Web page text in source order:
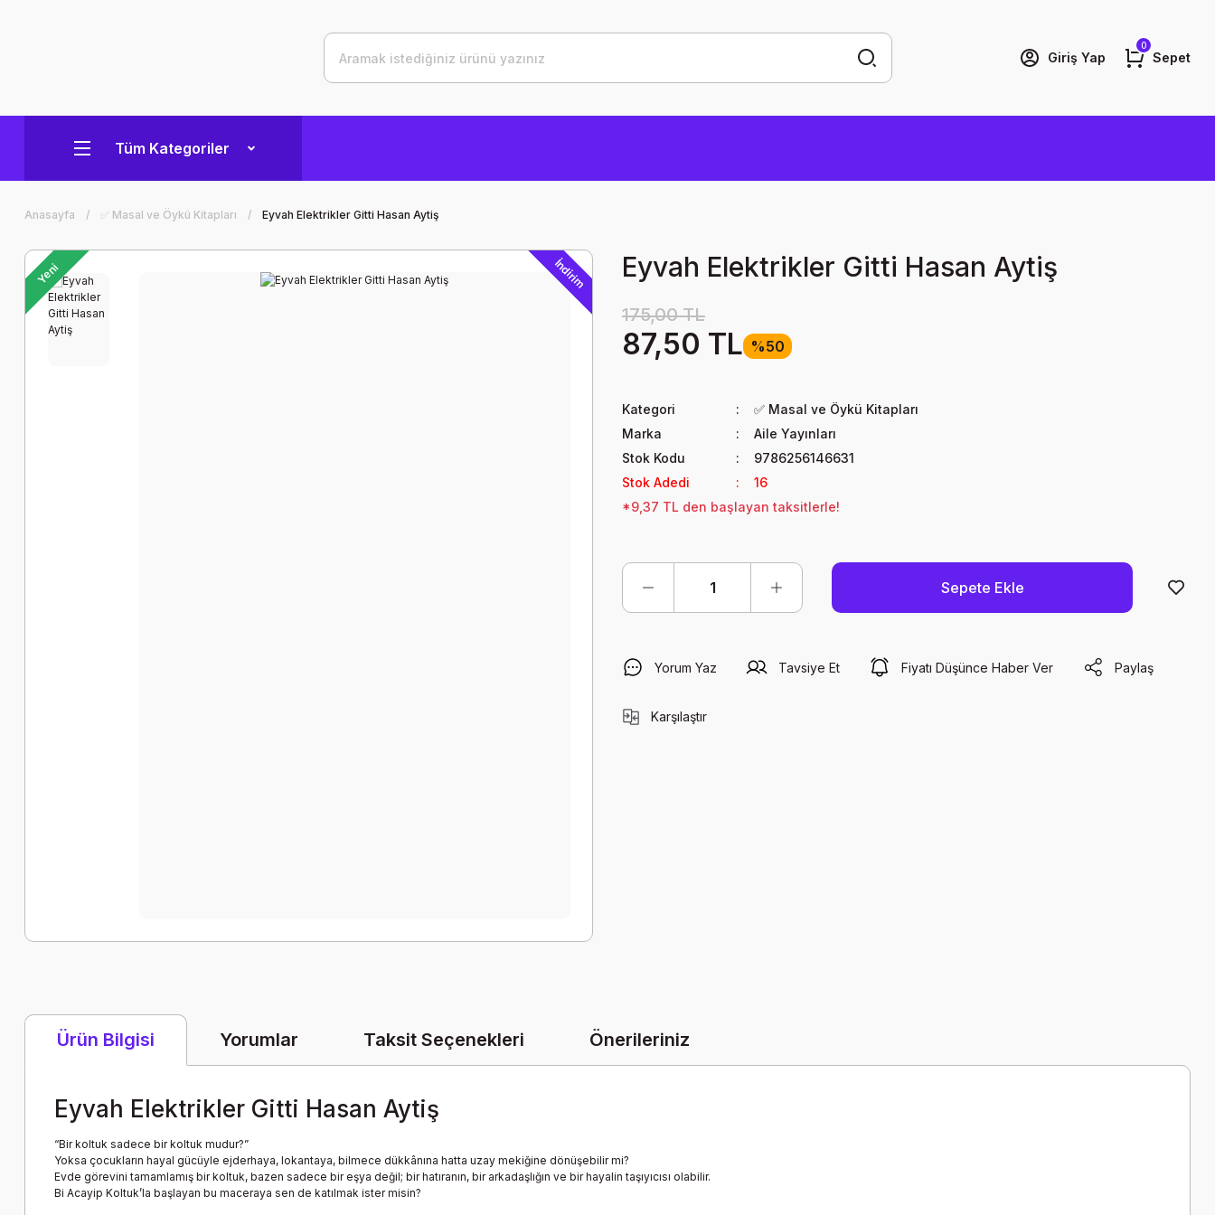
Giriş Yap Sepet
0
Tüm Kategoriler
Anasayfa ✅ Masal ve Öykü Kitapları Eyvah Elektrikler Gitti Hasan Aytiş
Yeni İndirim Eyvah Elektrikler Gitti Hasan Aytiş
175,00 TL
87,50 TL %50
Kategori
✅ Masal ve Öykü Kitapları
Marka
Aile Yayınları
Stok Kodu
9786256146631
Stok Adedi
16
*9,37 TL den başlayan taksitlerle!
Sepete Ekle
Yorum Yaz Tavsiye Et Fiyatı Düşünce Haber Ver Paylaş
Karşılaştır
Ürün Bilgisi Yorumlar Taksit Seçenekleri Önerileriniz
Eyvah Elektrikler Gitti Hasan Aytiş
“Bir koltuk sadece bir koltuk mudur?”
Yoksa çocukların hayal gücüyle ejderhaya, lokantaya, bilmece dükkânına hatta uzay mekiğine dönüşebilir mi?
Evde görevini tamamlamış bir koltuk, bazen sadece bir eşya değil; bir hatıranın, bir arkadaşlığın ve bir hayalin taşıyıcısı olabilir.
Bi Acayip Koltuk’la başlayan bu maceraya sen de katılmak ister misin?